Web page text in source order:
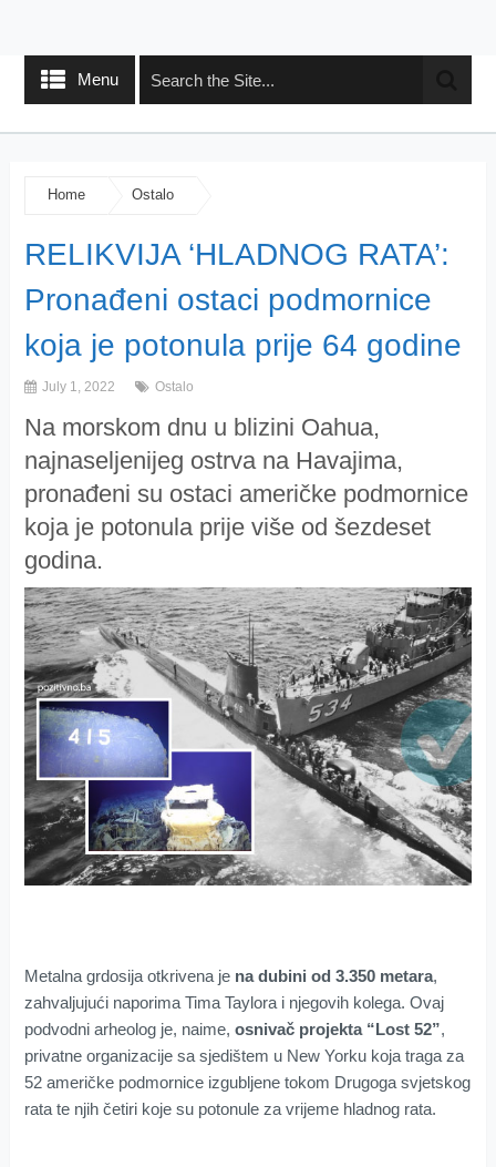
Menu
Home Ostalo
RELIKVIJA ‘HLADNOG RATA’:
Pronađeni ostaci podmornice
koja je potonula prije 64 godine
July 1, 2022 Ostalo
Na morskom dnu u blizini Oahua,
najnaseljenijeg ostrva na Havajima,
pronađeni su ostaci američke podmornice
koja je potonula prije više od šezdeset
godina.
Metalna grdosija otkrivena je na dubini od 3.350 metara,
zahvaljujući naporima Tima Taylora i njegovih kolega. Ovaj
podvodni arheolog je, naime, osnivač projekta “Lost 52”,
privatne organizacije sa sjedištem u New Yorku koja traga za
52 američke podmornice izgubljene tokom Drugoga svjetskog
rata te njih četiri koje su potonule za vrijeme hladnog rata.